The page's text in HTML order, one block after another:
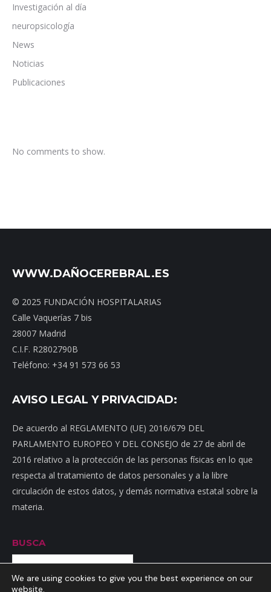
Investigación al día
neuropsicología
News
Noticias
Publicaciones
No comments to show.
WWW.DAÑOCEREBRAL.ES
© 2025 FUNDACIÓN HOSPITALARIAS
Calle Vaquerías 7 bis
28007 Madrid
C.I.F. R2802790B
Teléfono: +34 91 573 66 53
AVISO LEGAL Y PRIVACIDAD:
De acuerdo al REGLAMENTO (UE) 2016/679 DEL
PARLAMENTO EUROPEO Y DEL CONSEJO de 27 de abril de
2016 relativo a la protección de las personas físicas en lo que
respecta al tratamiento de datos personales y a la libre
circulación de estos datos, y demás normativa estatal sobre la
materia.
BUSCA
Buscar
We are using cookies to give you the best experience on our
website.